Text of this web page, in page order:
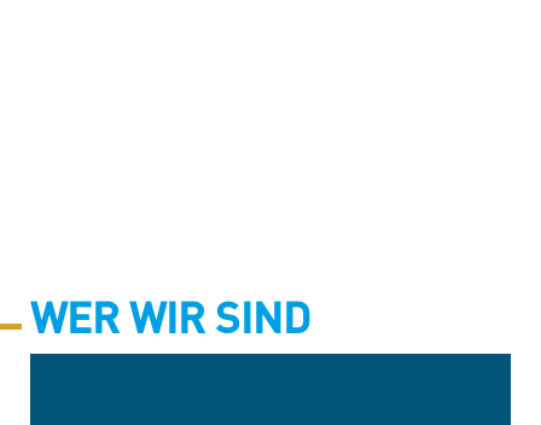
WER WIR SIND